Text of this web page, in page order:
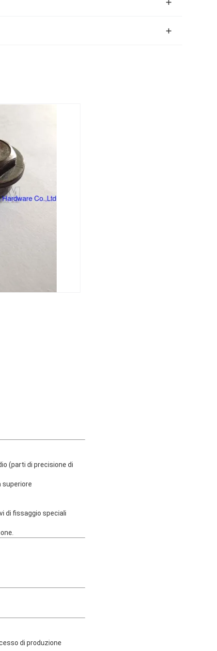
(parti di precisione di
di fissaggio speciali
di produzione